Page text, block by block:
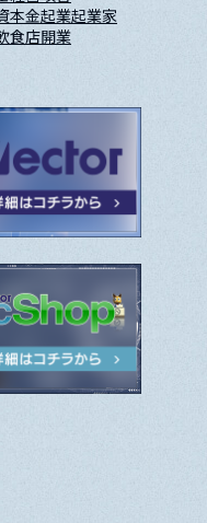
本金起業起業家
食店開業